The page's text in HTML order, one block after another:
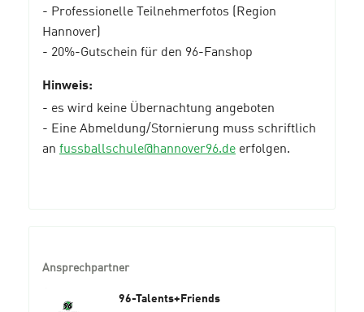
- Professionelle Teilnehmerfotos (Region
Hannover)
- 20%-Gutschein für den 96-Fanshop
Hinweis:
- es wird keine Übernachtung angeboten
- Eine Abmeldung/Stornierung muss schriftlich
an fussballschule@hannover96.de erfolgen.
Ansprechpartner
96-Talents+Friends